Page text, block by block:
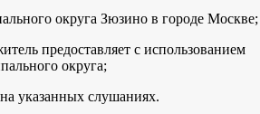
округа Зюзино в городе Москве;
предоставляет с использованием
округа;
указанных слушаниях.